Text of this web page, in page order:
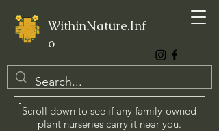
WithinNature.Inf
o
Scroll down to see if any family-owned
plant nurseries carry it near you.